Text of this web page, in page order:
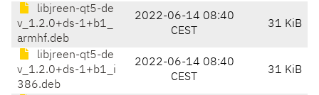
libjreen-qt5-de
v_1.2.0+ds-1+b1_
armhf.deb
2022-06-14 08:40
CEST
31 KiB
libjreen-qt5-de
v_1.2.0+ds-1+b1_i
386.deb
2022-06-14 08:40
CEST
31 KiB